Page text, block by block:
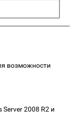
возможности
2008 R2 и